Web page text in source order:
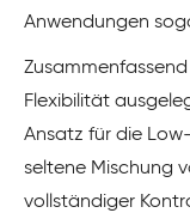
Anwendungen
Flexibilität
Ansatz für die
seltene Mischung
vollständiger